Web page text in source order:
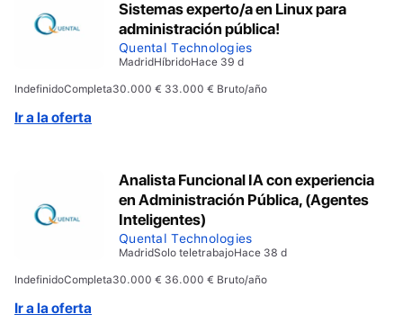
Sistemas experto/a en Linux para
administración pública!
Quental Technologies
MadridHíbridoHace 39 d
IndefinidoCompleta30.000 € 33.000 € Bruto/año
Ir a la oferta
Analista Funcional IA con experiencia
en Administración Pública, (Agentes
Inteligentes)
Quental Technologies
MadridSolo teletrabajoHace 38 d
IndefinidoCompleta30.000 € 36.000 € Bruto/año
Ir a la oferta